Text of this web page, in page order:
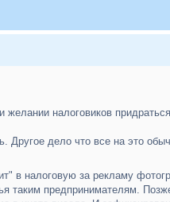
налоговиков
Другое дело что все на это
в налоговую за рекламу
таким предпринимателям.